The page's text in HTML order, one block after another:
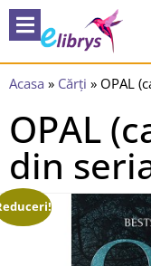
Acasa » Cărți » OPAL
OPAL
din